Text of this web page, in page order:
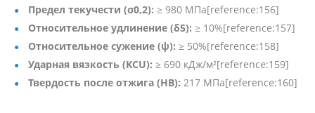
Предел текучести (σ0,2): ≥ 980 МПа[reference:156]
Относительное удлинение (δ5): ≥ 10%[reference:157]
Относительное сужение (ψ): ≥ 50%[reference:158]
Ударная вязкость (KCU): ≥ 690 кДж/м²[reference:159]
Твердость после отжига (HB): 217 МПа[reference:160]